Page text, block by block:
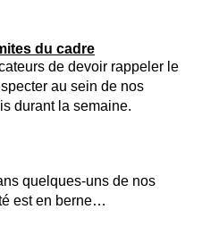
quelques-uns de nos
est en berne…
du cadre
de devoir rappeler le
au sein de nos
durant la semaine.